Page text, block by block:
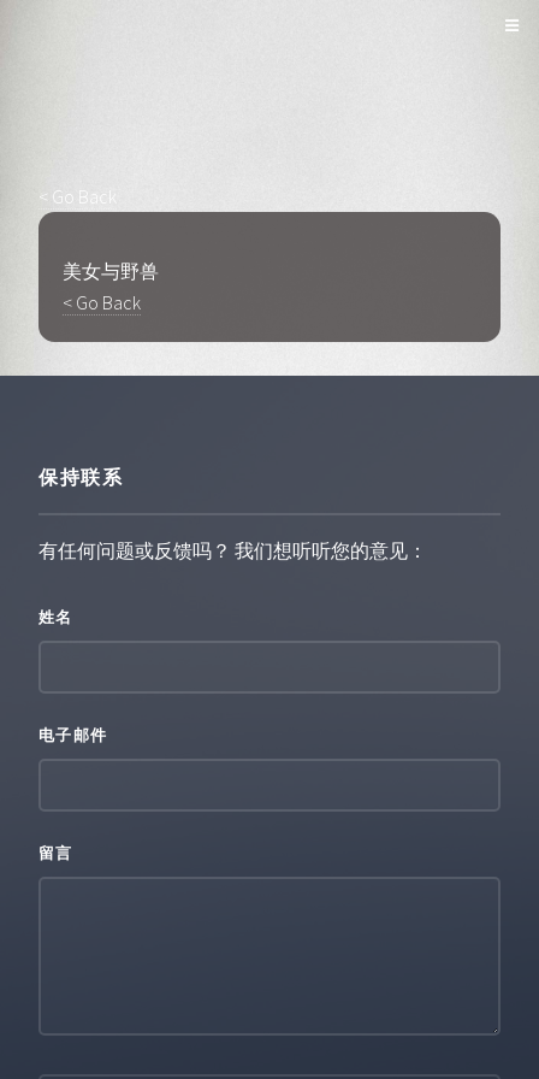
< Go Back
美女与野兽
< Go Back
保持联系
有任何问题或反馈吗？ 我们想听听您的意见：
姓名
电子邮件
留言